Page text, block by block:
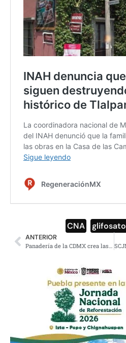
CNA glifosato
ANTERIOR
Panadería de la CDMX crea las MichiConchas, un pan dulce con causa